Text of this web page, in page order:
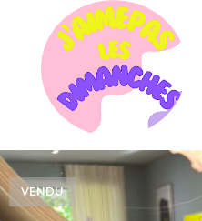
VENDU